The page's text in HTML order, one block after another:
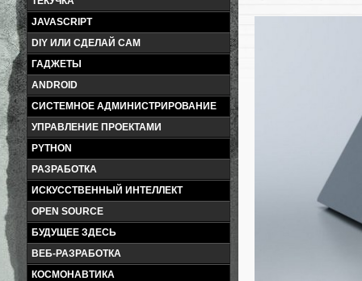
JAVASCRIPT
DIY ИЛИ СДЕЛАЙ САМ
ГАДЖЕТЫ
ANDROID
СИСТЕМНОЕ АДМИНИСТРИРОВАНИЕ
УПРАВЛЕНИЕ ПРОЕКТАМИ
PYTHON
РАЗРАБОТКА
ИСКУССТВЕННЫЙ ИНТЕЛЛЕКТ
OPEN SOURCE
БУДУЩЕЕ ЗДЕСЬ
ВЕБ-РАЗРАБОТКА
КОСМОНАВТИКА